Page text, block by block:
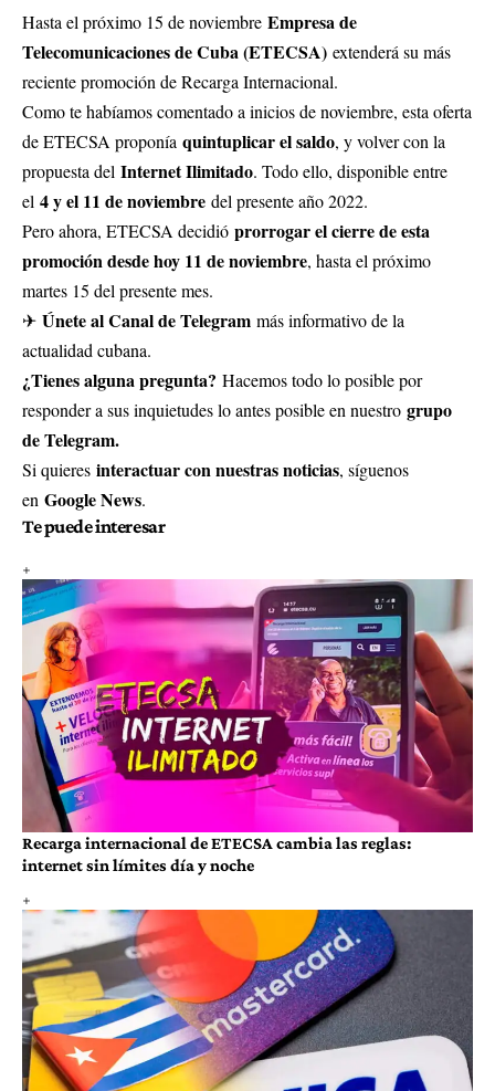
Hasta el próximo 15 de noviembre Empresa de
Telecomunicaciones de Cuba (ETECSA) extenderá su más
reciente promoción de Recarga Internacional.
Como te habíamos comentado a inicios de noviembre, esta oferta
de ETECSA proponía quintuplicar el saldo, y volver con la
propuesta del Internet Ilimitado. Todo ello, disponible entre
el 4 y el 11 de noviembre del presente año 2022.
Pero ahora, ETECSA decidió prorrogar el cierre de esta
promoción desde hoy 11 de noviembre, hasta el próximo
martes 15 del presente mes.
✈ Únete al Canal de Telegram más informativo de la
actualidad cubana.
¿Tienes alguna pregunta? Hacemos todo lo posible por
responder a sus inquietudes lo antes posible en nuestro grupo
de Telegram.
Si quieres interactuar con nuestras noticias, síguenos
en Google News.
Te puede interesar
Recarga internacional de ETECSA cambia las reglas:
internet sin límites día y noche